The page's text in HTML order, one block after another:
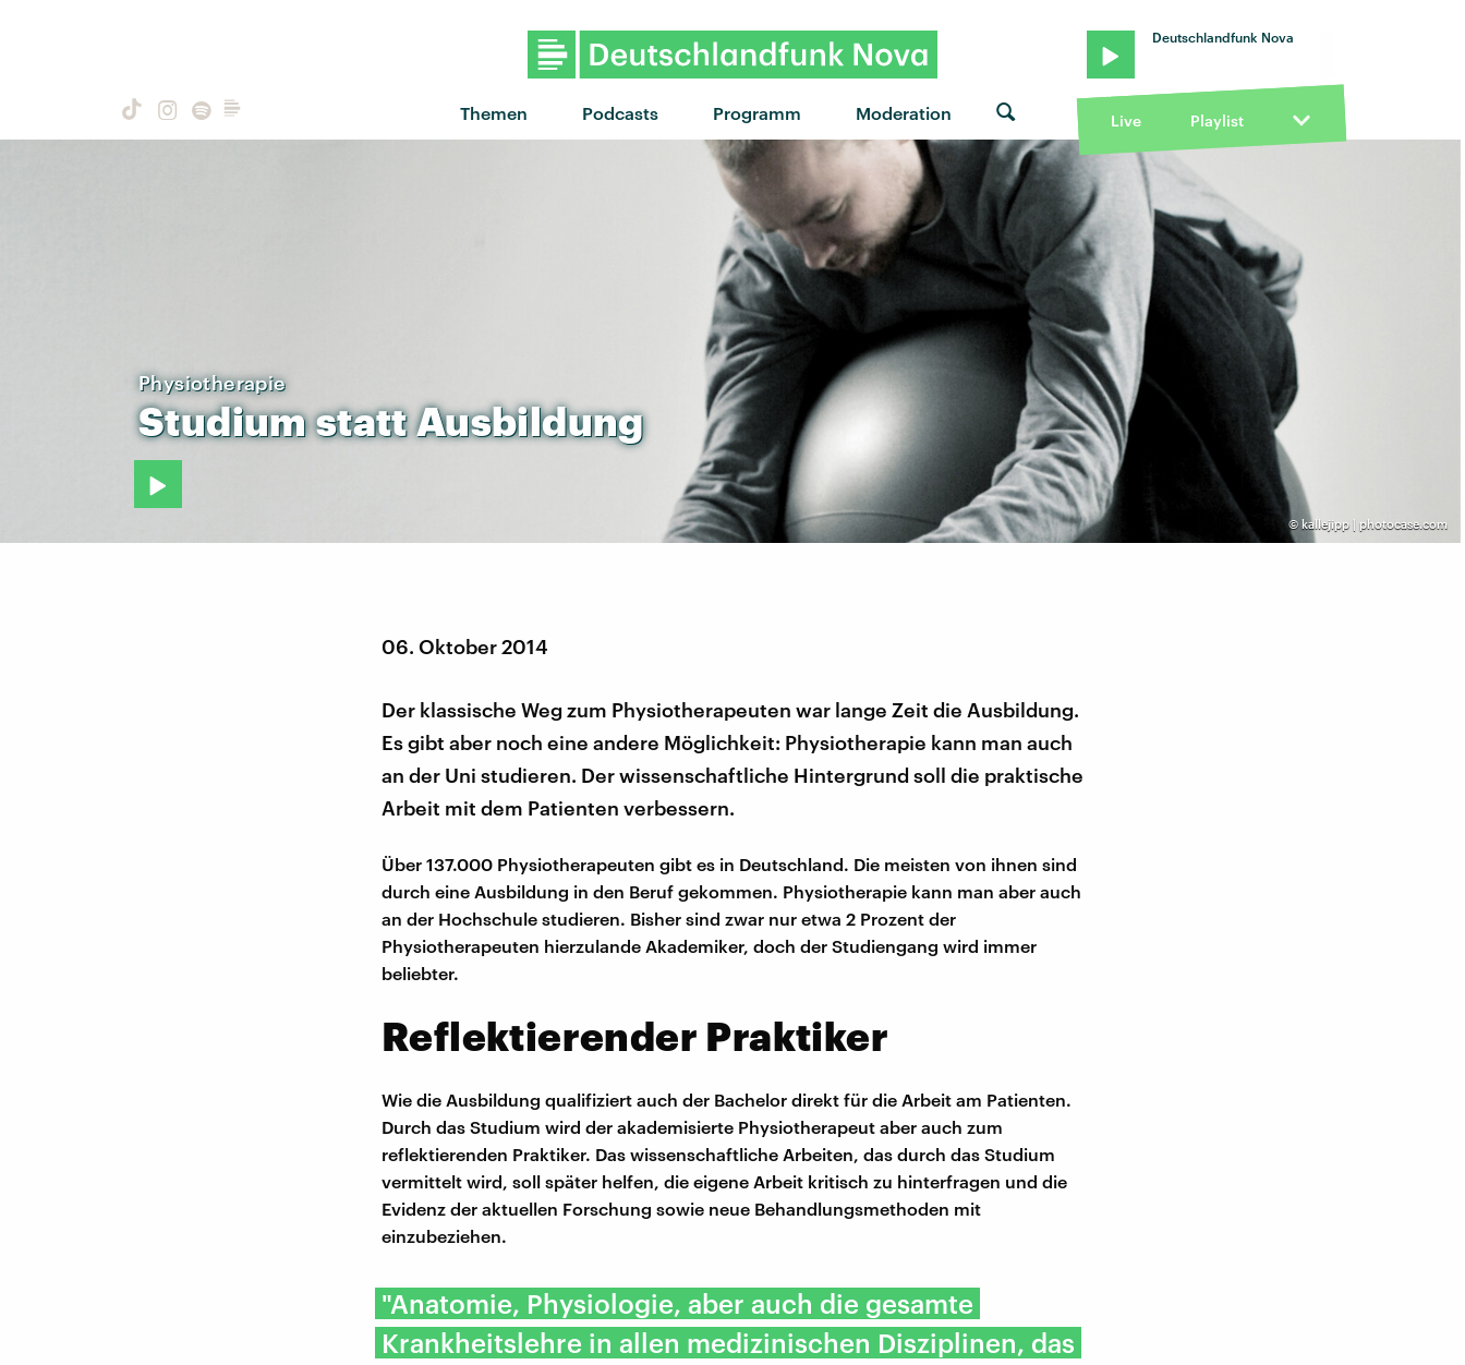
Themen Podcasts Programm Moderation
Deutschlandfunk Nova
Live Playlist
© kallejipp | photocase.com
Physiotherapie
StudiumstattAusbildung
06. Oktober 2014
Der klassische Weg zum Physiotherapeuten war lange Zeit die Ausbildung.
Es gibt aber noch eine andere Möglichkeit: Physiotherapie kann man auch
an der Uni studieren. Der wissenschaftliche Hintergrund soll die praktische
Arbeit mit dem Patienten verbessern.
Über 137.000 Physiotherapeuten gibt es in Deutschland. Die meisten von ihnen sind
durch eine Ausbildung in den Beruf gekommen. Physiotherapie kann man aber auch
an der Hochschule studieren. Bisher sind zwar nur etwa 2 Prozent der
Physiotherapeuten hierzulande Akademiker, doch der Studiengang wird immer
beliebter.
Reflektierender Praktiker
Wie die Ausbildung qualifiziert auch der Bachelor direkt für die Arbeit am Patienten.
Durch das Studium wird der akademisierte Physiotherapeut aber auch zum
reflektierenden Praktiker. Das wissenschaftliche Arbeiten, das durch das Studium
vermittelt wird, soll später helfen, die eigene Arbeit kritisch zu hinterfragen und die
Evidenz der aktuellen Forschung sowie neue Behandlungsmethoden mit
einzubeziehen.
"Anatomie, Physiologie, aber auch die gesamte
Krankheitslehre in allen medizinischen Disziplinen, das